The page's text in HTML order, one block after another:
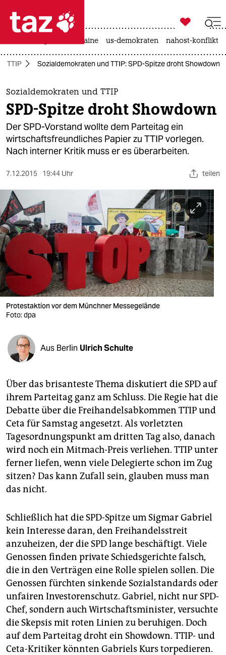
 taz zahl ich
taz zahl ich
themen
politik
öko
sport
berlin
nord
wahrheit
verlag
verlag
veranstaltungen
shop
unterstützen
abo
genossenschaft
epaper login

taz zahl ich
krieg in der ukraine us-demokraten nahost-konflikt
TTIP Sozialdemokraten und TTIP: SPD-Spitze droht Showdown
Sozialdemokraten und TTIP
SPD-Spitze droht Showdown
Der SPD-Vorstand wollte dem Parteitag ein
wirtschaftsfreundliches Papier zu TTIP vorlegen.
Nach interner Kritik muss er es überarbeiten.
7.12.2015 19:44 Uhr teilen
Protestaktion vor dem Münchner Messegelände
Foto: dpa
Aus Berlin Ulrich Schulte
Über das brisanteste Thema diskutiert die SPD auf
ihrem Parteitag ganz am Schluss. Die Regie hat die
Debatte über die Freihandelsabkommen TTIP und
Ceta für Samstag angesetzt. Als vorletzten
Tagesordnungspunkt am dritten Tag also, danach
wird noch ein Mitmach-Preis verliehen. TTIP unter
ferner liefen, wenn viele Delegierte schon im Zug
sitzen? Das kann Zufall sein, glauben muss man
das nicht.
Schließlich hat die SPD-Spitze um Sigmar Gabriel
kein Interesse daran, den Freihandelsstreit
anzuheizen, der die SPD lange beschäftigt. Viele
Genossen finden private Schiedsgerichte falsch,
die in den Verträgen eine Rolle spielen sollen. Die
Genossen fürchten sinkende Sozialstandards oder
unfairen Investorenschutz. Gabriel, nicht nur SPD-
Chef, sondern auch Wirtschaftsminister, versuchte
die Skepsis mit roten Linien zu beruhigen. Doch
auf dem Parteitag droht ein Showdown. TTIP- und
Ceta-Kritiker könnten Gabriels Kurs torpedieren.